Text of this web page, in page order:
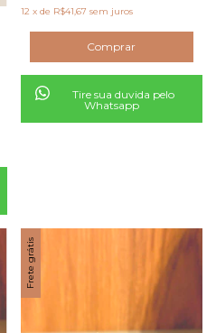
12 x de R$41,67 sem juros
Tire sua duvida pelo
Whatsapp
Frete grátis